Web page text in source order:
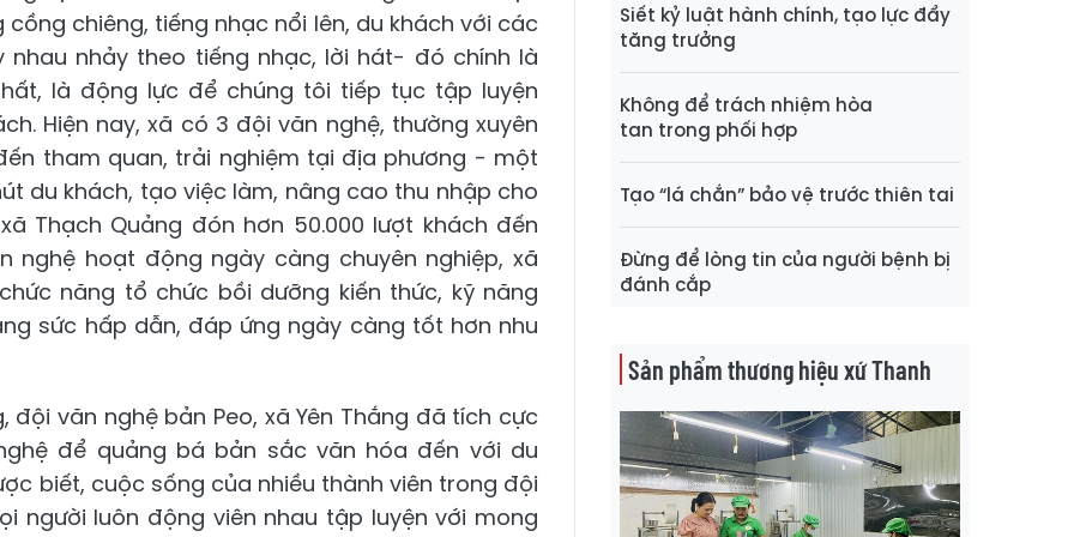
chiêng, tiếng nhạc nổi lên, du khách với các
nhảy theo tiếng nhạc, lời hát- đó chính là
là động lực để chúng tôi tiếp tục tập luyện
Hiện nay, xã có 3 đội văn nghệ, thường xuyên
tham quan, trải nghiệm tại địa phương - một
du khách, tạo việc làm, nâng cao thu nhập cho
Thạch Quảng đón hơn 50.000 lượt khách đến
nghệ hoạt động ngày càng chuyên nghiệp, xã
năng tổ chức bồi dưỡng kiến thức, kỹ năng
sức hấp dẫn, đáp ứng ngày càng tốt hơn nhu
văn nghệ bản Peo, xã Yên Thắng đã tích cực
để quảng bá bản sắc văn hóa đến với du
biết, cuộc sống của nhiều thành viên trong đội
người luôn động viên nhau tập luyện với mong
Siết kỷ luật hành chính, tạo lực đẩy
tăng trưởng
Không để trách nhiệm hòa
tan trong phối hợp
Tạo “lá chắn” bảo vệ trước thiên tai
Đừng để lòng tin của người bệnh bị
đánh cắp
Sản phẩm thương hiệu xứ Thanh